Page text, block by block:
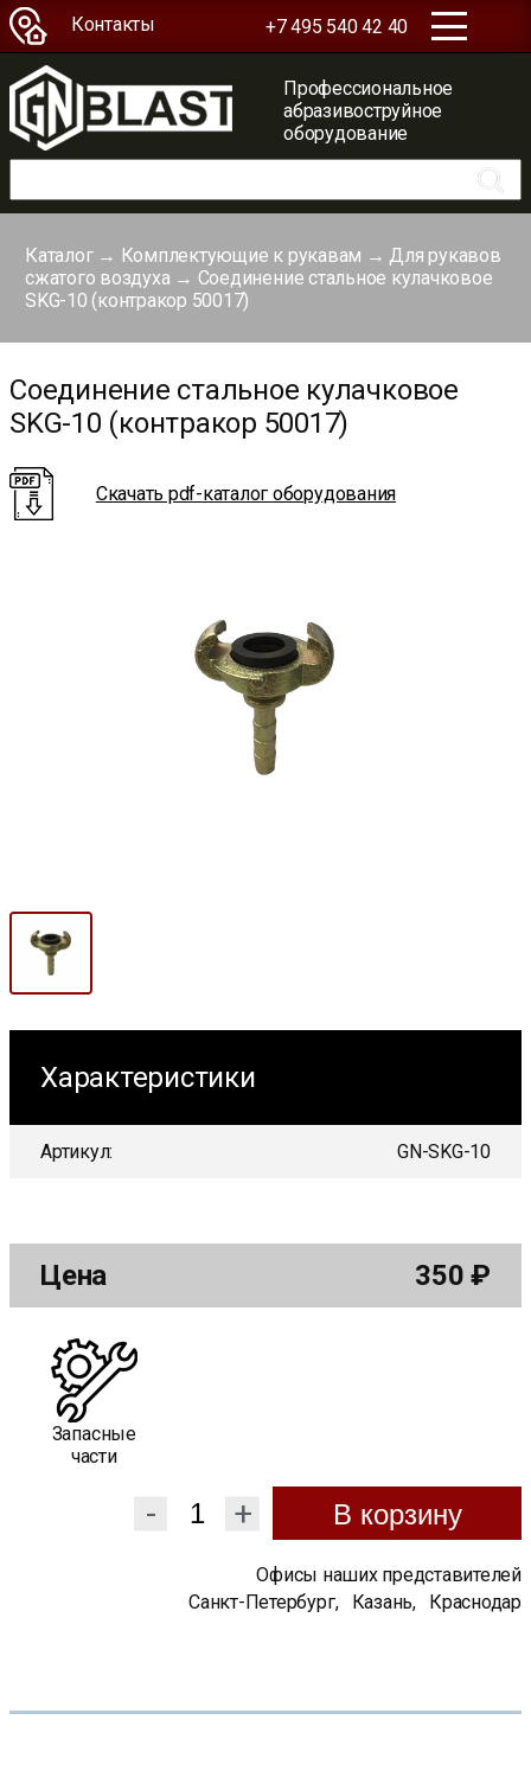
Контакты +7 495 540 42 40
Профессиональное
абразивоструйное
оборудование
Каталог→ Комплектующие к рукавам →Для рукавов
сжатого воздуха→ Соединение стальное кулачковое
SKG-10 (контракор 50017)
Соединение стальное кулачковое
SKG-10 (контракор 50017)
Скачать pdf-каталог оборудования
Характеристики
Артикул: GN-SKG-10
Цена 350₽
Запасные
части
- + В корзину
Офисы наших представителей
Санкт-Петербург, Казань, Краснодар